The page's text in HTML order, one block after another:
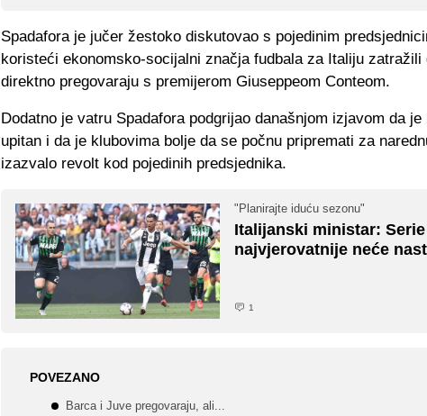
Spadafora je jučer žestoko diskutovao s pojedinim
koristeći ekonomsko-socijalni značja fudbala za Italiju zatražili
direktno pregovaraju s premijerom Giuseppeom Conteom.
Dodatno je vatru Spadafora podgrijao današnjom izjavom da
upitan i da je klubovima bolje da se počnu pripremati za
izazvalo revolt kod pojedinih predsjednika.
"Planirajte iduću sezonu"
Italijanski ministar: Serie
najvjerovatnije neće
1
POVEZANO
Barca i Juve pregovaraju, ali...